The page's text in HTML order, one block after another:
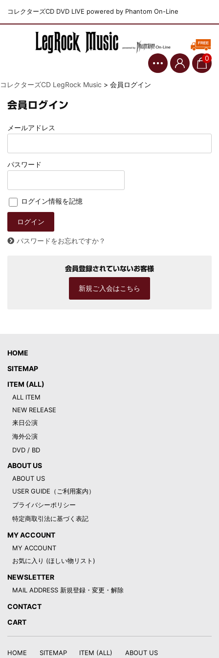
コレクターズCD DVD LIVE powered by Phantom On-Line
0
コレクターズCD LegRock Music > 会員ログイン
会員ログイン
メールアドレス
パスワード
ログイン情報を記憶
パスワードをお忘れですか？
会員登録されていないお客様
新規ご入会はこちら
HOME
SITEMAP
ITEM (ALL)
ALL ITEM
NEW RELEASE
来日公演
海外公演
DVD / BD
ABOUT US
ABOUT US
USER GUIDE（ご利用案内）
プライバシーポリシー
特定商取引法に基づく表記
MY ACCOUNT
MY ACCOUNT
お気に入り (ほしい物リスト)
NEWSLETTER
MAIL ADDRESS 新規登録・変更・解除
CONTACT
CART
HOME SITEMAP ITEM (ALL) ABOUT US